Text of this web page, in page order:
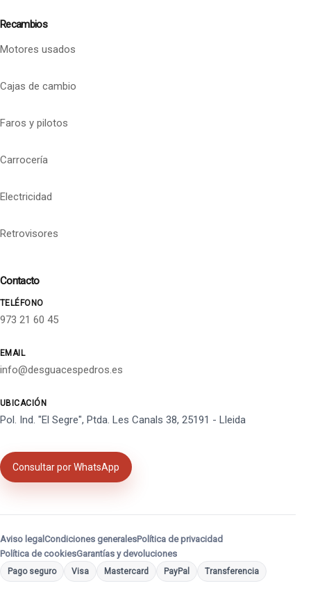
Recambios
Motores usados
Cajas de cambio
Faros y pilotos
Carrocería
Electricidad
Retrovisores
Contacto
TELÉFONO
973 21 60 45
EMAIL
info@desguacespedros.es
UBICACIÓN
Pol. Ind. "El Segre", Ptda. Les Canals 38, 25191 - Lleida
Consultar por WhatsApp
Aviso legal Condiciones generalesPolítica de privacidad
Política de cookiesGarantías y devoluciones
Pago seguro Visa Mastercard PayPal Transferencia